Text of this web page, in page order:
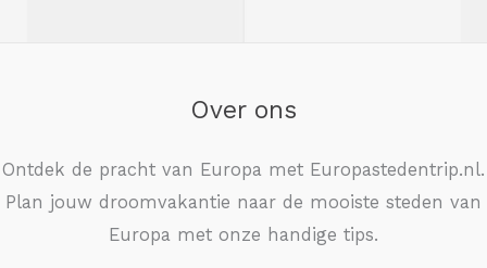
Over ons
Ontdek de pracht van Europa met Europastedentrip.nl.
Plan jouw droomvakantie naar de mooiste steden van
Europa met onze handige tips.